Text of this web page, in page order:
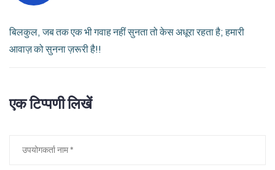
बिलकुल, जब तक एक भी गवाह नहीं सुनता तो केस अधूरा रहता है; हमारी
आवाज़ को सुनना ज़रूरी है!!
एक टिप्पणी लिखें